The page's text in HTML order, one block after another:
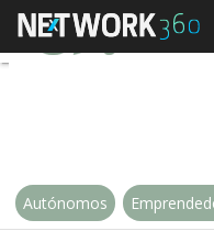
Autónomos